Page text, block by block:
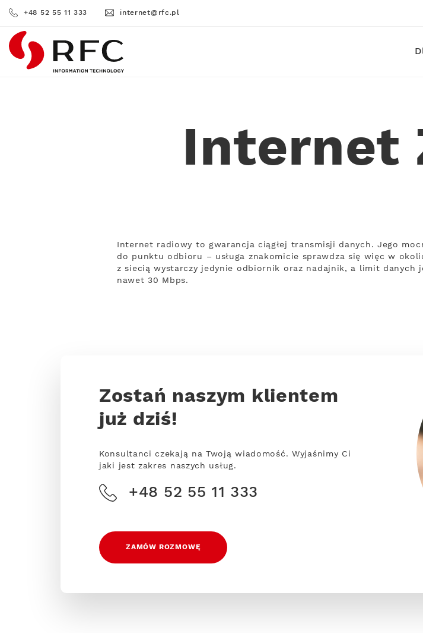
+48 52 55 11 333 internet@rfc.pl
RFC
Internet
Internet radiowy to gwarancja ciągłej transmisji danych. Jego
do punktu odbioru – usługa znakomicie sprawdza się więc w
z siecią wystarczy jedynie odbiornik oraz nadajnik, a limit danych
nawet 30 Mbps.
Zostań naszym klientem
już dziś!
Konsultanci czekają na Twoją wiadomość. Wyjaśnimy Ci
jaki jest zakres naszych usług.
+48 52 55 11 333
ZAMÓW ROZMOWĘ